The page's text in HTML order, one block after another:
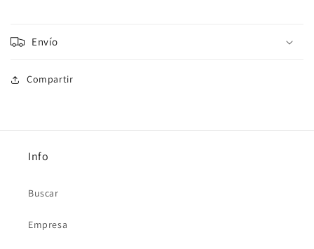
Envío
Compartir
Info
Buscar
Empresa